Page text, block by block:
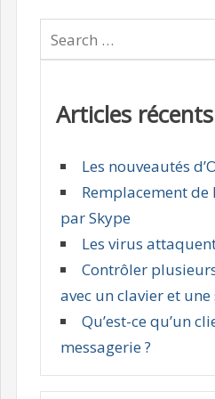
Articles récents
Les nouveautés
Remplacement de
par Skype
Les virus
Contrôler
avec un clavier et
Qu’est-ce qu’un
messagerie ?